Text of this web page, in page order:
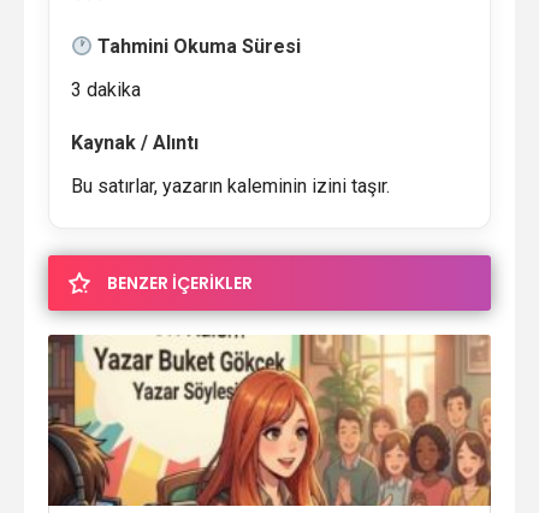
Tahmini Okuma Süresi
3 dakika
Kaynak / Alıntı
Bu satırlar, yazarın kaleminin izini taşır.
BENZER İÇERİKLER